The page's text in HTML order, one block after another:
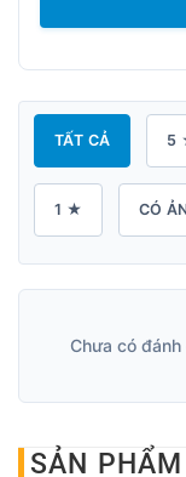
TẤT CẢ 5
1 ★ CÓ
Chưa có
SẢN